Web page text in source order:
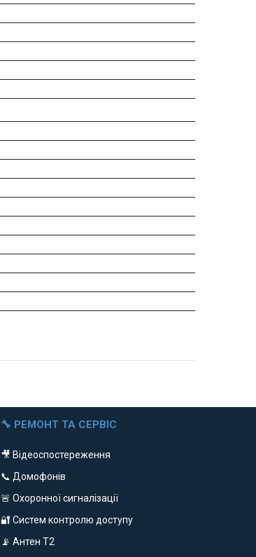
🔧 РЕМОНТ ТА СЕРВІС
🎥 Відеоспостереження
📞 Домофонів
🚨 Охоронної сигналізації
🔐 Систем контролю доступу
📡 Антен Т2